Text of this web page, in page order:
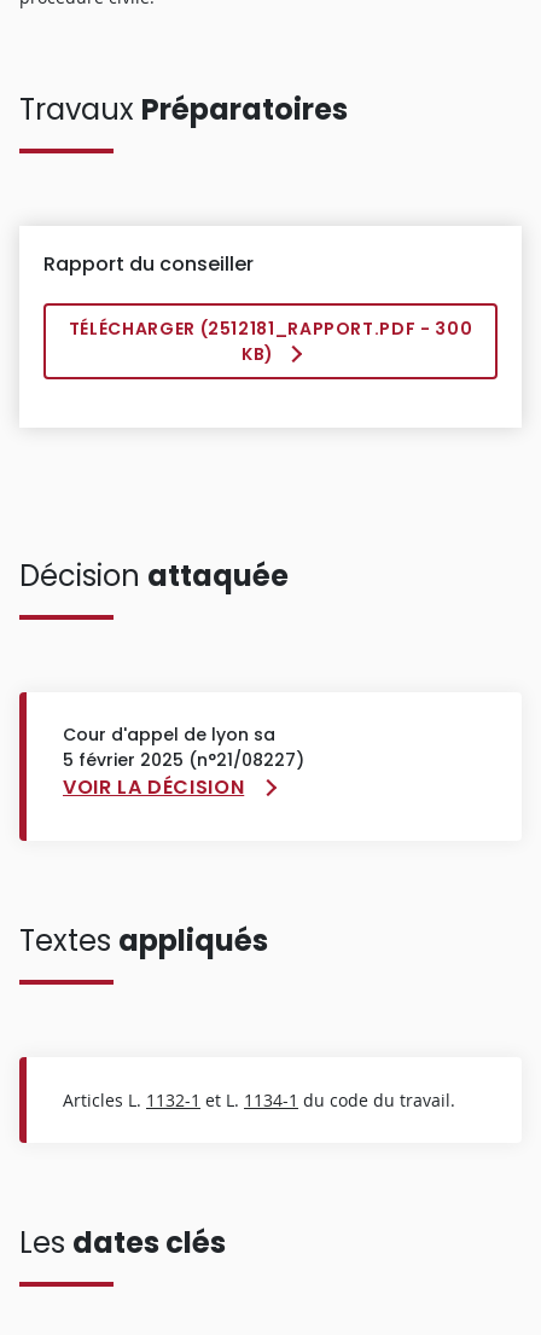
Travaux Préparatoires
Rapport du conseiller
TÉLÉCHARGER (2512181_RAPPORT.PDF - 300
KB)
Décision attaquée
Cour d'appel de lyon sa
5 février 2025 (n°21/08227)
VOIR LA DÉCISION
Textes appliqués
Articles L. 1132-1 et L. 1134-1 du code du travail.
Les dates clés